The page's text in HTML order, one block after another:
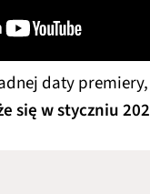
daty
się w styczniu